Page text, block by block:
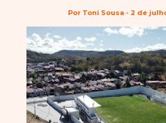
Por Toni Sousa - 2 de